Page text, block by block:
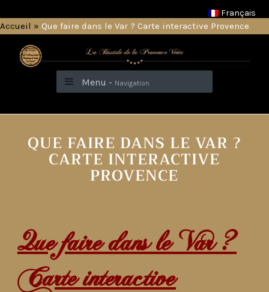
Français
Accueil » Que faire dans le Var ? Carte interactive Provence
Menu - Navigation
QUE FAIRE DANS LE VAR ?
CARTE INTERACTIVE
PROVENCE
Que faire dans le Var ?
Carte interactive